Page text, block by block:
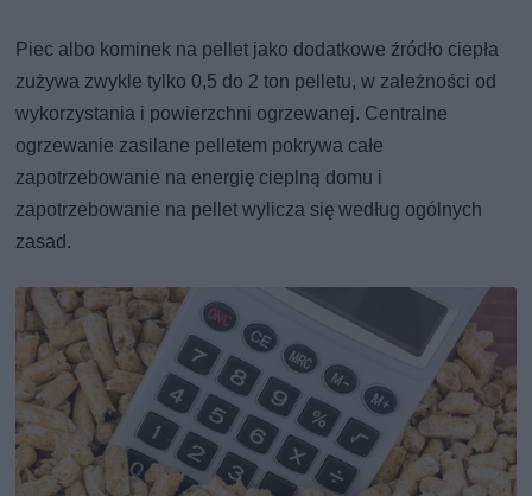
Piec albo kominek na pellet jako dodatkowe źródło ciepła
zużywa zwykle tylko 0,5 do 2 ton pelletu, w zależności od
wykorzystania i powierzchni ogrzewanej. Centralne
ogrzewanie zasilane pelletem pokrywa całe
zapotrzebowanie na energię cieplną domu i
zapotrzebowanie na pellet wylicza się według ogólnych
zasad.